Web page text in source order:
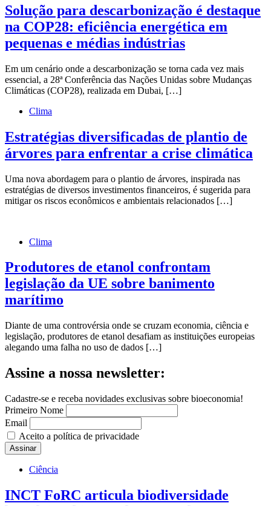
Solução para descarbonização é destaque
na COP28: eficiência energética em
pequenas e médias indústrias
Em um cenário onde a descarbonização se torna cada vez mais
essencial, a 28ª Conferência das Nações Unidas sobre Mudanças
Climáticas (COP28), realizada em Dubai, […]
Clima
Estratégias diversificadas de plantio de
árvores para enfrentar a crise climática
Uma nova abordagem para o plantio de árvores, inspirada nas
estratégias de diversos investimentos financeiros, é sugerida para
mitigar os riscos econômicos e ambientais relacionados […]
Clima
Produtores de etanol confrontam
legislação da UE sobre banimento
marítimo
Diante de uma controvérsia onde se cruzam economia, ciência e
legislação, produtores de etanol desafiam as instituições europeias
alegando uma falha no uso de dados […]
Assine a nossa newsletter:
Cadastre-se e receba novidades exclusivas sobre bioeconomia!
Primeiro Nome
Email
Aceito a política de privacidade
Ciência
INCT FoRC articula biodiversidade